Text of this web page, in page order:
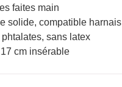
faites main
solide, compatible harnais
sans latex
cm insérable